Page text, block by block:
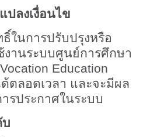
ปลงเงื่อนไข
ในการปรับปรุงหรือ
งานระบบศูนย์การศึกษา
Vocation Education
ตลอดเวลา และจะมีผล
รประกาศในระบบ